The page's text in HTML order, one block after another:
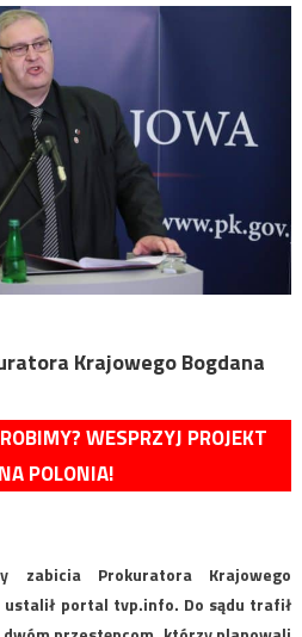
Krajowego Bogdana
WESPRZYJ PROJEKT
POLONIA!
zabicia Prokuratora Krajowego
ustalił portal tvp.info. Do sądu trafił